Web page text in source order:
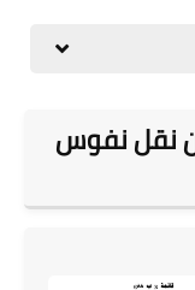
نقل نفوس